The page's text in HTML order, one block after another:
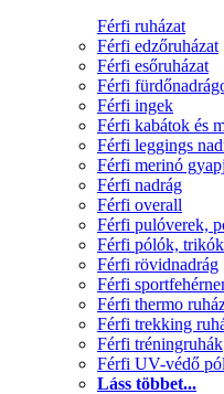
Férfi ruházat
Férfi edzőruházat
Férfi esőruházat
Férfi
Férfi ingek
Férfi kabátok és
Férfi leggings
Férfi merinó
Férfi nadrág
Férfi overall
Férfi pulóverek,
Férfi pólók,
Férfi rövidnadrág
Férfi
Férfi thermo
Férfi trekking
Férfi tréningruhák
Férfi UV-védő
Láss többet...